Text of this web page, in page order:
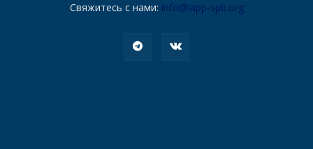
Свяжитесь с нами: info@iapp-spb.org